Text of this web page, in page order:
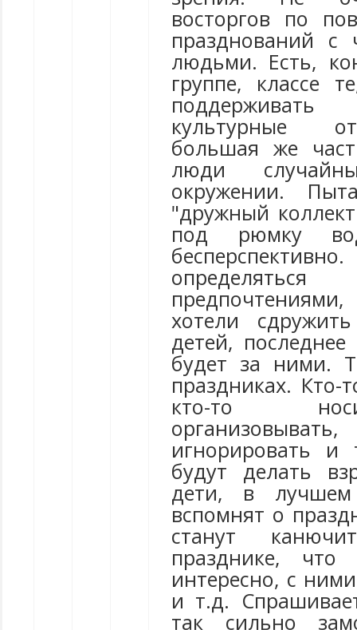
восторгов по
празднований
людьми. Есть,
группе, классе
поддерживать
культурные
большая же
люди
окружении.
"дружный
под рюмку
хотели
детей,
будет за ними.
праздниках. Кто-
кто-то
игнорировать
будут делать
дети, в
вспомнят о
станут
празднике,
интересно, с
и т.д.
так сильно